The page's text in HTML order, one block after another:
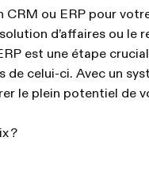
CRM ou ERP pour
d’affaires ou le
est une étape
celui-ci. Avec un
le plein potentiel de
?